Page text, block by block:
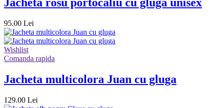
95.00 Lei
Wishlist
Comanda rapida
Jacheta multicolora Juan cu gluga
129.00 Lei